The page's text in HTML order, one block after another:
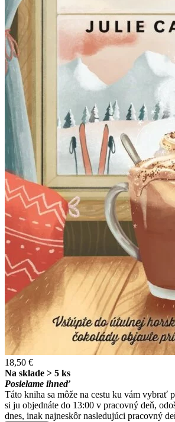
18,50 €
Na sklade > 5 ks
Posielame ihneď
Táto kniha sa môže na cestu ku vám vybrať
si ju objednáte do 13:00 v pracovný deň,
dnes, inak najneskôr nasledujúci pracovný